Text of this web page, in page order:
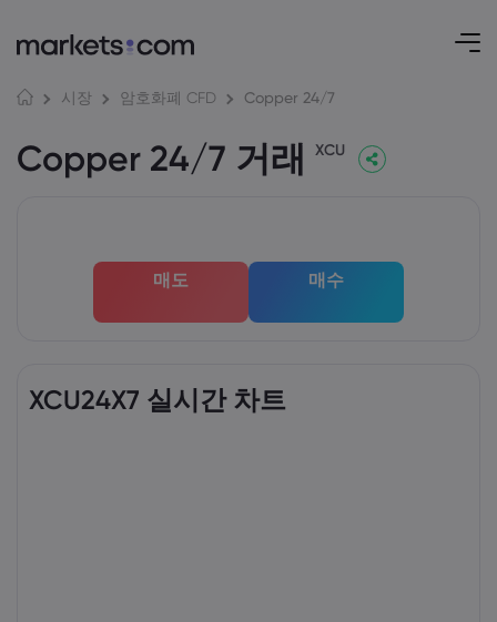
시장 암호화폐 CFD Copper 24/7
Copper 24/7 거래 XCU
매도 매수
XCU24X7 실시간 차트